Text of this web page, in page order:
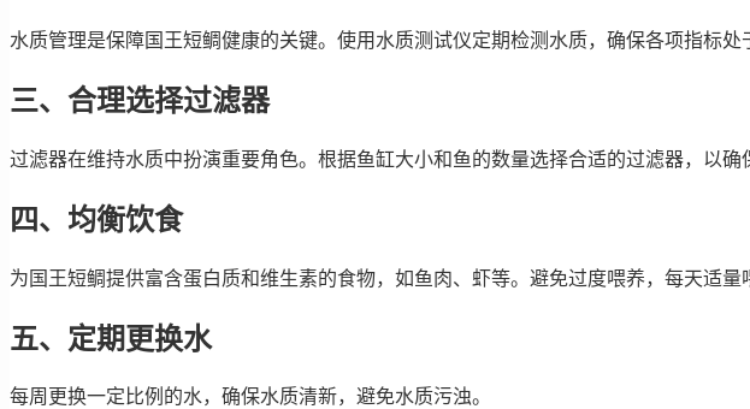
水质管理是保障国王短鲷健康的关键。使用水质测试仪定期检测水质，确保各项指标
三、合理选择过滤器
过滤器在维持水质中扮演重要角色。根据鱼缸大小和鱼的数量选择合适的过滤器，以确
四、均衡饮食
为国王短鲷提供富含蛋白质和维生素的食物，如鱼肉、虾等。避免过度喂养，每天适量
五、定期更换水
每周更换一定比例的水，确保水质清新，避免水质污浊。